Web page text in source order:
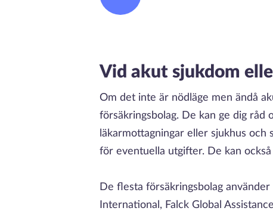
Vid akut sjukdom
Om det inte är nödläge men ändå
försäkringsbolag. De kan ge dig råd
läkarmottagningar eller sjukhus
för eventuella utgifter. De kan
De flesta försäkringsbolag
International, Falck Global